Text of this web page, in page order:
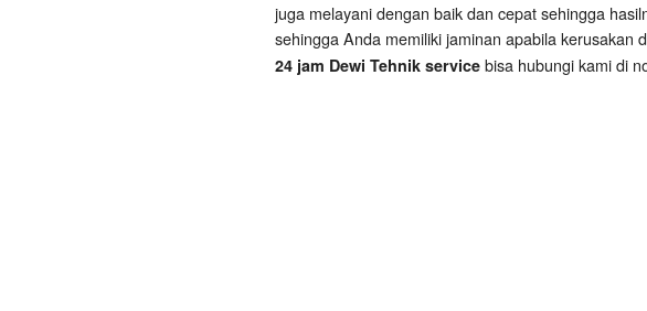
juga melayani dengan baik dan cepat sehingga
sehingga Anda memiliki jaminan apabila kerusakan
24 jam Dewi Tehnik service bisa hubungi kami di